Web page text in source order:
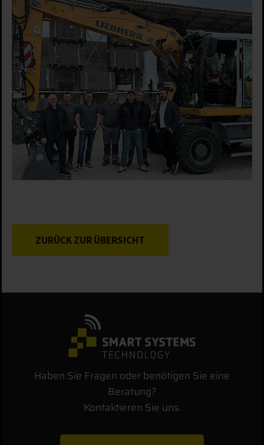
ZURÜCK ZUR ÜBERSICHT
Haben Sie Fragen oder benötigen Sie eine
Beratung?
Kontaktieren Sie uns.
SPEICHERN
ABLEHNEN
Details anzeigen
Impressum|Datenschutz